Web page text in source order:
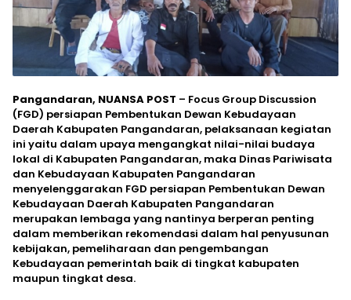
Pangandaran, NUANSA POST – Focus Group Discussion
(FGD) persiapan Pembentukan Dewan Kebudayaan
Daerah Kabupaten Pangandaran, pelaksanaan kegiatan
ini yaitu dalam upaya mengangkat nilai-nilai budaya
lokal di Kabupaten Pangandaran, maka Dinas Pariwisata
dan Kebudayaan Kabupaten Pangandaran
menyelenggarakan FGD persiapan Pembentukan Dewan
Kebudayaan Daerah Kabupaten Pangandaran
merupakan lembaga yang nantinya berperan penting
dalam memberikan rekomendasi dalam hal penyusunan
kebijakan, pemeliharaan dan pengembangan
Kebudayaan pemerintah baik di tingkat kabupaten
maupun tingkat desa.